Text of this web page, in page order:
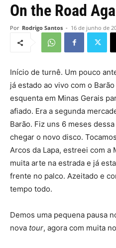
On the Road
Por Rodrigo Santos - 16 de junho de
Início de turnê. Um pouco
já estado ao vivo com o
esquenta em Minas Gerais
afiado. Era a segunda
Barão. Fiz uns 6 meses
chegar o novo disco.
Arcos da Lapa, estreei com a
muita arte na estrada e já
frente no palco. Azeitado e
tempo todo.
Demos uma pequena pausa
nova tour, agora com muita